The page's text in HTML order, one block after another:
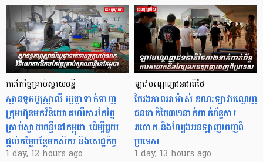
ការកែច្នៃគ្រាប់ស្វាយចន្ទី
ស្ថានទូតអូស្ត្រាលី ប្តេជ្ញាទាក់ទាញ
ក្រុមហ៊ុនមក​វិនិយោគលើការកែច្នៃ
គ្រាប់ស្វាយចន្ទីនៅកម្ពុជា ដើម្បីជួយ
ផ្តល់តម្លៃបន្ថែមកសិករ និងសេដ្ឋកិច្ច
1 day, 12 hours ago
ឡាវបណ្តេញជនជាតិថៃ
ថៃរងភាពអាម៉ាស់ ខណៈឡាវបណ្តេញ
ជនជាតិថៃ៣២នាក់ពាក់ព័ន្ធការ
ឆបោក និងល្បែងអនឡាញចេញពី
ប្រទេស
1 day, 13 hours ago